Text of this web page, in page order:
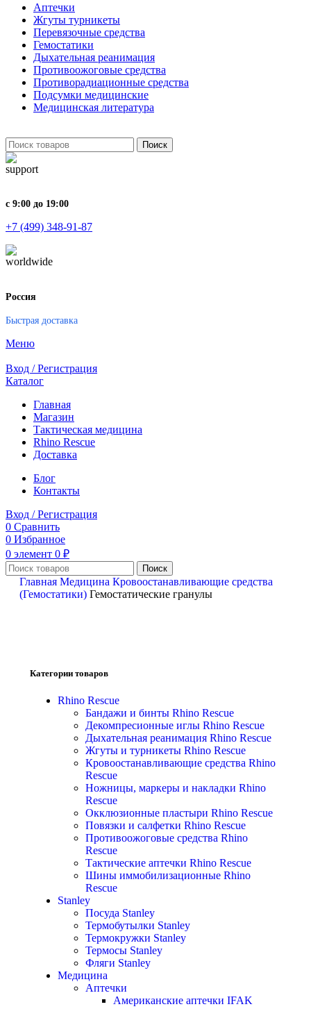
Аптечки
Жгуты турникеты
Перевязочные средства
Гемостатики
Дыхательная реанимация
Противоожоговые средства
Противорадиационные средства
Подсумки медицинские
Медицинская литература
Поиск
с 9:00 до 19:00
+7 (499) 348-91-87
Россия
Быстрая доставка
Меню
Вход / Регистрация
Каталог
Главная
Магазин
Тактическая медицина
Rhino Rescue
Доставка
Блог
Контакты
Вход / Регистрация
0 Сравнить
0 Избранное
0 элемент 0 ₽
Поиск
Главная Медицина Кровоостанавливающие средства
(Гемостатики) Гемостатические гранулы
Категории товаров
Rhino Rescue
Бандажи и бинты Rhino Rescue
Декомпресионные иглы Rhino Rescue
Дыхательная реанимация Rhino Rescue
Жгуты и турникеты Rhino Rescue
Кровоостанавливающие средства Rhino
Rescue
Ножницы, маркеры и накладки Rhino
Rescue
Окклюзионные пластыри Rhino Rescue
Повязки и салфетки Rhino Rescue
Противоожоговые средства Rhino
Rescue
Тактические аптечки Rhino Rescue
Шины иммобилизационные Rhino
Rescue
Stanley
Посуда Stanley
Термобутылки Stanley
Термокружки Stanley
Термосы Stanley
Фляги Stanley
Медицина
Аптечки
Американские аптечки IFAK